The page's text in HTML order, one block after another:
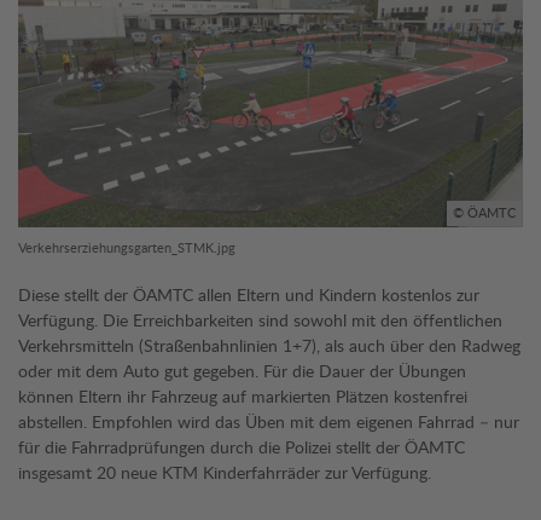
© ÖAMTC
Verkehrserziehungsgarten_STMK.jpg
Diese stellt der ÖAMTC allen Eltern und Kindern kostenlos zur
Verfügung. Die Erreichbarkeiten sind sowohl mit den öffentlichen
Verkehrsmitteln (Straßenbahnlinien 1+7), als auch über den Radweg
oder mit dem Auto gut gegeben. Für die Dauer der Übungen
können Eltern ihr Fahrzeug auf markierten Plätzen kostenfrei
abstellen. Empfohlen wird das Üben mit dem eigenen Fahrrad – nur
für die Fahrradprüfungen durch die Polizei stellt der ÖAMTC
insgesamt 20 neue KTM Kinderfahrräder zur Verfügung.